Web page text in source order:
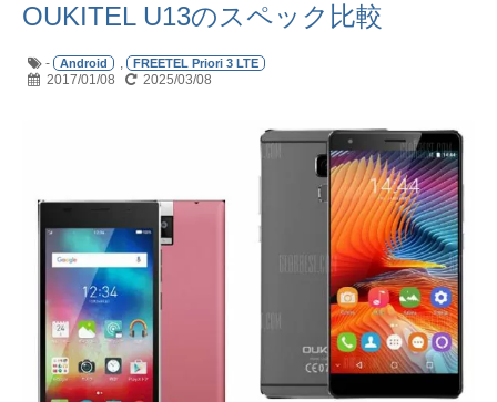
OUKITEL U13のスペック比較
- Android , FREETEL Priori 3 LTE
2017/01/08 2025/03/08